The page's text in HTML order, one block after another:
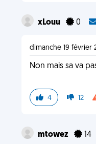
xLouu 0
dimanche 19 février
Non mais sa va
4 12
mtowez 14